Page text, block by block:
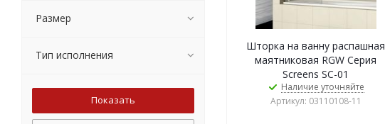
Шторка на ванну распашная
маятниковая RGW Серия
Screens SC-01
Наличие уточняйте
Артикул: 03110108-11
Размер
Тип исполнения